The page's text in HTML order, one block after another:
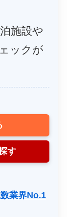
施設や
ックが
す
業界No.1